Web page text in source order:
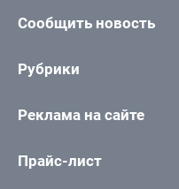
Сообщить новость
Рубрики
Реклама на сайте
Прайс-лист